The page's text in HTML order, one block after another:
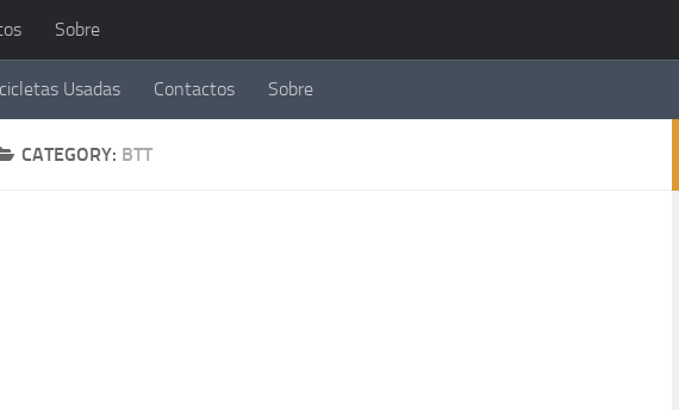
Sobre
Usadas Contactos Sobre
CATEGORY: BTT